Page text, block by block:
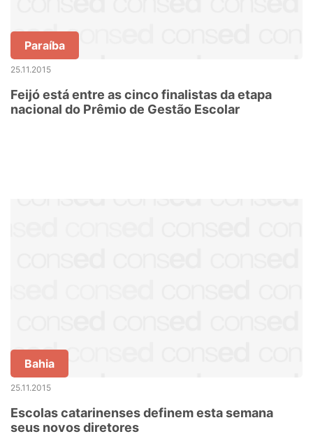
Paraíba
25.11.2015
Feijó está entre as cinco finalistas da etapa
nacional do Prêmio de Gestão Escolar
Bahia
25.11.2015
Escolas catarinenses definem esta semana
seus novos diretores